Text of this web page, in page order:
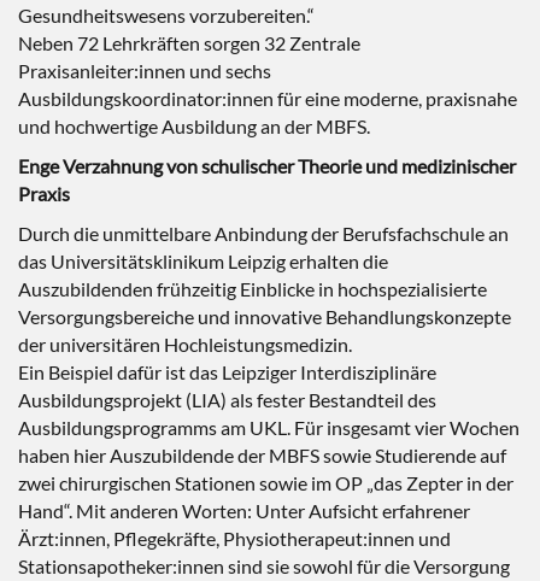
Gesundheitswesens vorzubereiten.“
Neben 72 Lehrkräften sorgen 32 Zentrale
Praxisanleiter:innen und sechs
Ausbildungskoordinator:innen für eine moderne, praxisnahe
und hochwertige Ausbildung an der MBFS.
Enge Verzahnung von schulischer Theorie und medizinischer
Praxis
Durch die unmittelbare Anbindung der Berufsfachschule an
das Universitätsklinikum Leipzig erhalten die
Auszubildenden frühzeitig Einblicke in hochspezialisierte
Versorgungsbereiche und innovative Behandlungskonzepte
der universitären Hochleistungsmedizin.
Ein Beispiel dafür ist das Leipziger Interdisziplinäre
Ausbildungsprojekt (LIA) als fester Bestandteil des
Ausbildungsprogramms am UKL. Für insgesamt vier Wochen
haben hier Auszubildende der MBFS sowie Studierende auf
zwei chirurgischen Stationen sowie im OP „das Zepter in der
Hand“. Mit anderen Worten: Unter Aufsicht erfahrener
Ärzt:innen, Pflegekräfte, Physiotherapeut:innen und
Stationsapotheker:innen sind sie sowohl für die Versorgung